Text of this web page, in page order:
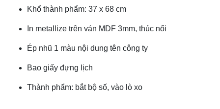
Khổ thành phẩm: 37 x 68 cm
In metallize trên ván MDF 3mm, thúc nổi
Ép nhũ 1 màu nội dung tên công ty
Bao giấy đựng lịch
Thành phẩm: bắt bộ số, vào lò xo